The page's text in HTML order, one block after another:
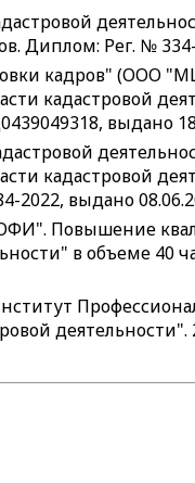
Диплом: Рег. №
кадров" (ООО
кадастровой
выдано
кадастровой
2022, выдано
Повышение
в объеме 40
деятельности".